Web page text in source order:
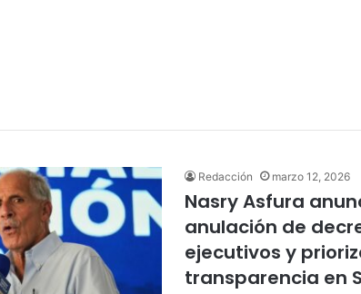
Redacción marzo 12, 2026
Nasry Asfura
anulación de
ejecutivos y
transparencia en